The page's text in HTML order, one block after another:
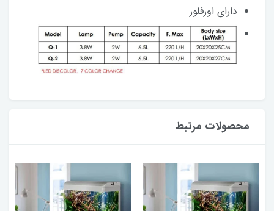
دارای اورفلور
محصولات مرتبط